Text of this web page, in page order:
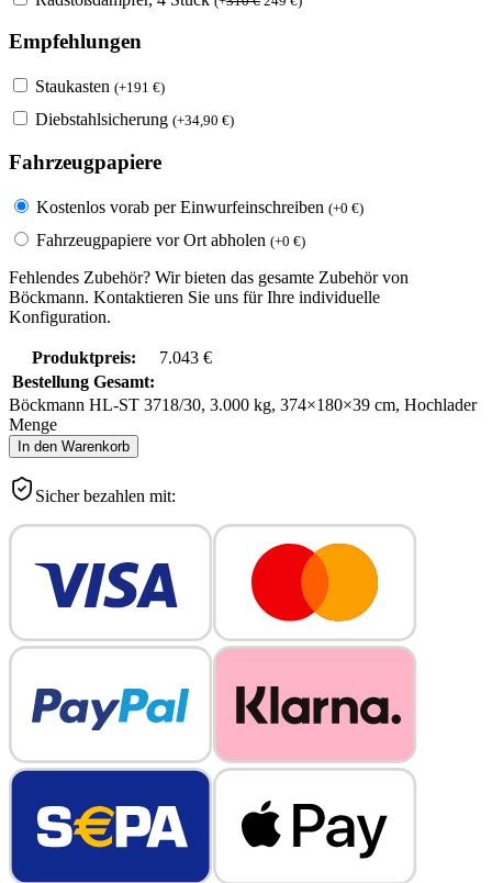
Empfehlungen
Staukasten (+191 €)
Diebstahlsicherung (+34,90 €)
Fahrzeugpapiere
Kostenlos vorab per Einwurfeinschreiben (+0 €)
Fahrzeugpapiere vor Ort abholen (+0 €)
Fehlendes Zubehör? Wir bieten das gesamte Zubehör von
Böckmann. Kontaktieren Sie uns für Ihre individuelle
Konfiguration.
Produktpreis: 7.043 €
Bestellung Gesamt:
Böckmann HL-ST 3718/30, 3.000 kg, 374×180×39 cm, Hochlader
Menge
In den Warenkorb
Sicher bezahlen mit: